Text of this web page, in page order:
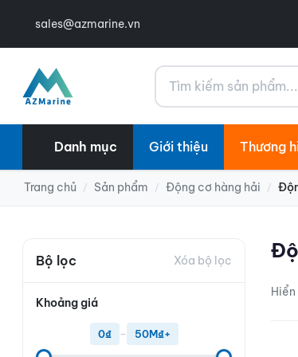
sales@azmarine.vn
Tìm kiếm
Danh mục Giới thiệu Thương
Trang chủ / Sản phẩm / Động cơ hàng hải /
Bộ lọc Xóa bộ lọc
Khoảng giá
0₫ – 50M₫+